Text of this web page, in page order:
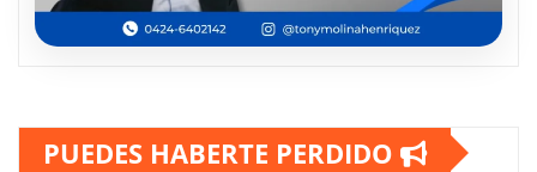
PUEDES HABERTE PERDIDO